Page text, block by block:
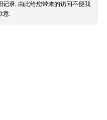
记录, 由此给您带来的访问不便我
意.